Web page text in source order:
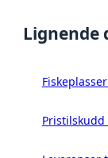
Lignende